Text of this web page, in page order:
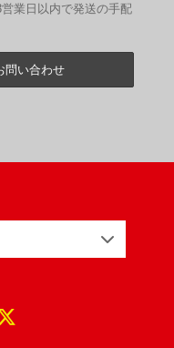
業日以内で発送の手配
問い合わせ